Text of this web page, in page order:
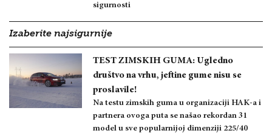
sigurnosti
Izaberite najsigurnije
TEST ZIMSKIH GUMA: Ugledno
društvo na vrhu, jeftine gume nisu se
proslavile!
Na testu zimskih guma u organizaciji HAK-a i
partnera ovoga puta se našao rekordan 31
model u sve popularnijoj dimenziji 225/40